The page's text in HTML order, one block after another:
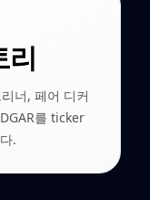
리
너, 페어 디커
를 ticker
.